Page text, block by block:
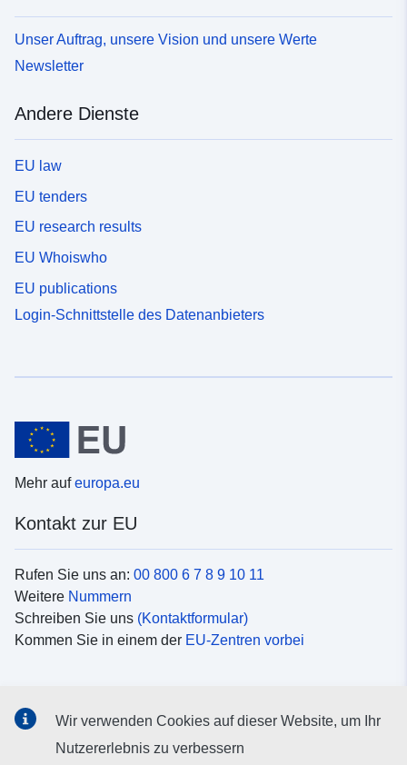
Unser Auftrag, unsere Vision und unsere Werte
Newsletter
Andere Dienste
EU law
EU tenders
EU research results
EU Whoiswho
EU publications
Login-Schnittstelle des Datenanbieters
Mehr aufeuropa.eu
Kontakt zur EU
Rufen Sie uns an: 00 800 6 7 8 9 10 11
Weitere Nummern
Schreiben Sie uns (Kontaktformular)
Kommen Sie in einem der EU-Zentren vorbei
Suche nach EUSocial-Media-Kanäle
Wir verwenden Cookies auf dieser Website, um Ihr
Nutzererlebnis zu verbessern